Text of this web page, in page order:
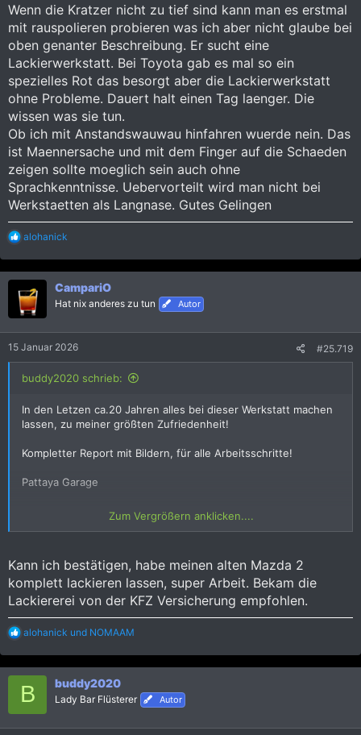
Wenn die Kratzer nicht zu tief sind kann man es erstmal
mit rauspolieren probieren was ich aber nicht glaube bei
oben genanter Beschreibung. Er sucht eine
Lackierwerkstatt. Bei Toyota gab es mal so ein
spezielles Rot das besorgt aber die Lackierwerkstatt
ohne Probleme. Dauert halt einen Tag laenger. Die
wissen was sie tun.
Ob ich mit Anstandswauwau hinfahren wuerde nein. Das
ist Maennersache und mit dem Finger auf die Schaeden
zeigen sollte moeglich sein auch ohne
Sprachkenntnisse. Uebervorteilt wird man nicht bei
Werkstaetten als Langnase. Gutes Gelingen
R
a
k
i
o
n
:
alohanick
CampariO
Hat nix anderes zu tun Autor
15 Januar 2026 #25.719
buddy2020 schrieb:
In den Letzen ca.20 Jahren alles bei dieser Werkstatt machen
lassen, zu meiner größten Zufriedenheit!
Kompletter Report mit Bildern, für alle Arbeitsschritte!
Pattaya Garage
Das ist die Lackiererei für PKW,s es gibt noch eine nur für
Anhang anzeigen 2181159
Zum Vergrößern anklicken....
Kann ich bestätigen, habe meinen alten Mazda 2
komplett lackieren lassen, super Arbeit. Bekam die
Lackiererei von der KFZ Versicherung empfohlen.
R
a
k
i
alohanick und NOMAAM
B buddy2020
Lady Bar Flüsterer Autor